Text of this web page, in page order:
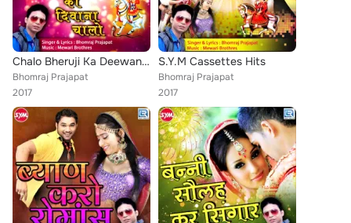
Chalo Bheruji Ka Deewana Chalo
Bhomraj Prajapat
2017
S.Y.M Cassettes Hits
Bhomraj Prajapat
2017